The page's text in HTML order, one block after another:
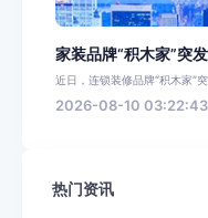
家装品牌“积木家”突
近日，连锁装修品牌“积木家”
2026-08-10 03:22:43
热门资讯